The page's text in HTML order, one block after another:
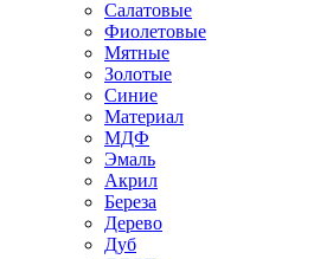
Салатовые
Фиолетовые
Мятные
Золотые
Синие
Материал
МДФ
Эмаль
Акрил
Береза
Дерево
Дуб